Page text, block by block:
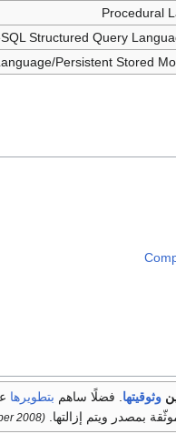
Procedural
Structured Query
Persistent Stored
وثوقيتها. فضلًا ساهم بتطويرها
بمصدر ويتم إزالتها. (October 2008)